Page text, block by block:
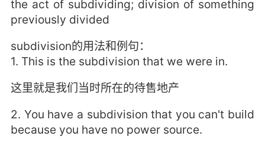
the act of subdividing; division of something
previously divided
subdivision的用法和例句：
1. This is the subdivision that we were in.
这里就是我们当时所在的待售地产
2. You have a subdivision that you can't build
because you have no power source.